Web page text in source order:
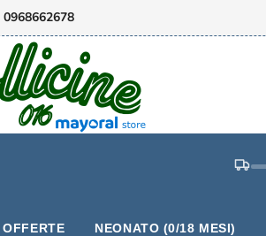
0968662678
OFFERTE NEONATO (0/18 MESI)